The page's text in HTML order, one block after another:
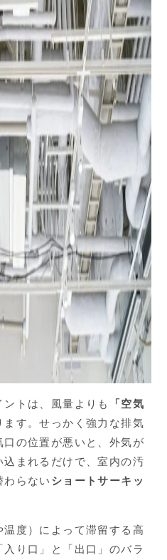
トは、風量よりも
「空気
ます。せっかく強力な排気
の位置が悪いと、外気が
まれるだけで、室内の汚
らない ショートサーキッ
度）によって滞留する高
り口」と「出口」のバラ